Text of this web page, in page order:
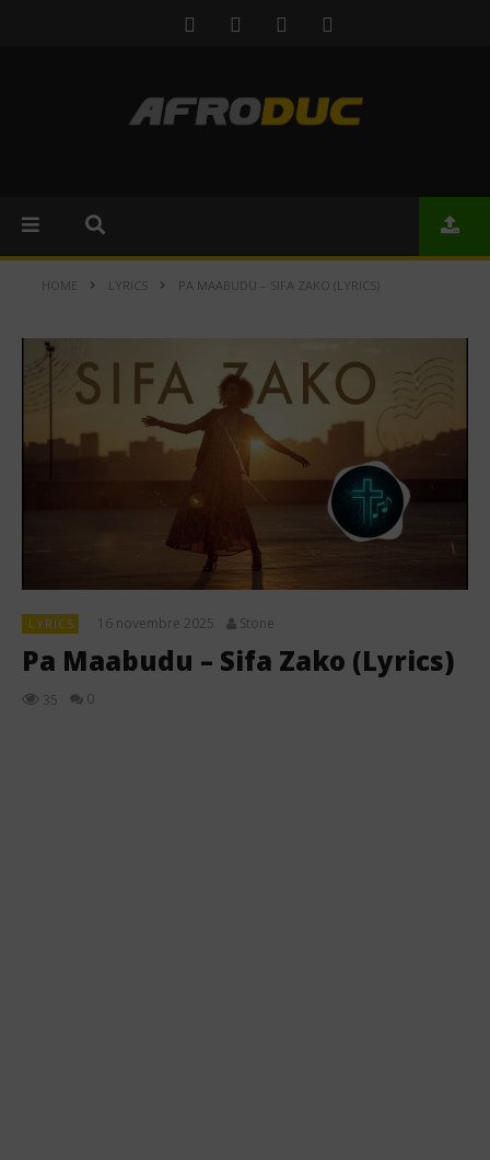
HOME LYRICS PA MAABUDU – SIFA ZAKO (LYRICS)
LYRICS 16 novembre 2025 Stone
Pa Maabudu – Sifa Zako (Lyrics)
35 0